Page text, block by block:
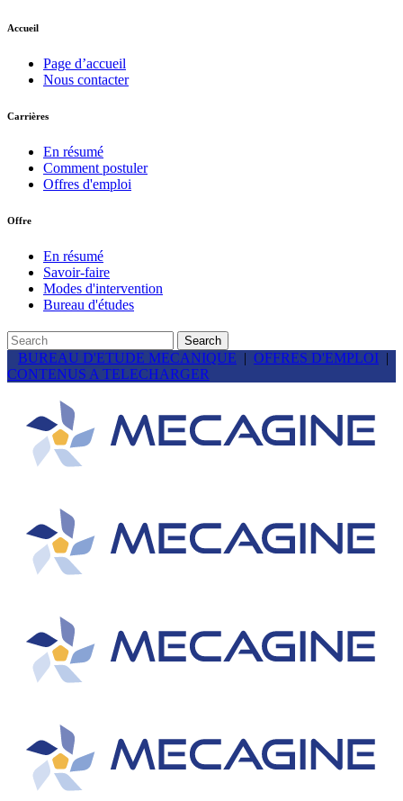
Accueil
Page d’accueil
Nous contacter
Carrières
En résumé
Comment postuler
Offres d'emploi
Offre
En résumé
Savoir-faire
Modes d'intervention
Bureau d'études
BUREAU D'ETUDE MECANIQUE | OFFRES D'EMPLOI |
CONTENUS A TELECHARGER